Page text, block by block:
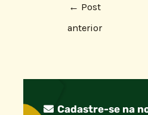
← Post
anterior
Cadastre-se na